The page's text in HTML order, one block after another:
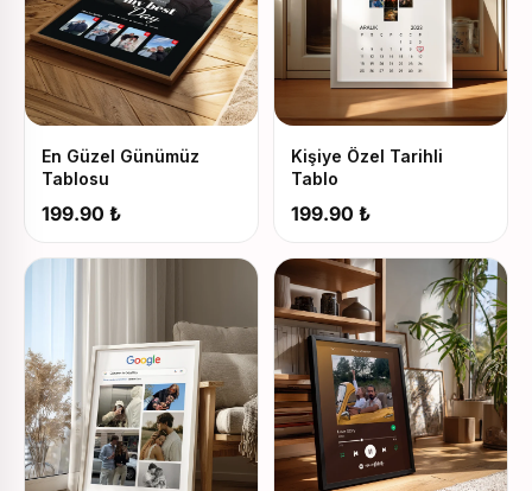
En Güzel Günümüz
Tablosu
199.90 ₺
Kişiye Özel Tarihli
Tablo
199.90 ₺